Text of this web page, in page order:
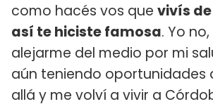
como hacés vos que vivís
así te hiciste famosa. Yo
alejarme del medio por mi
aún teniendo oportunidades
allá y me volví a vivir a